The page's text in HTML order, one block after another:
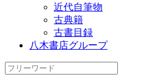
近代自筆物
古典籍
古書目録
八木書店グループ